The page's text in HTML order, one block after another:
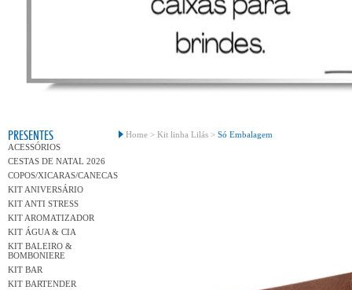
PRESENTES
ACESSÓRIOS
CESTAS DE NATAL 2026
COPOS/XICARAS/CANECAS
KIT ANIVERSÁRIO
KIT ANTI STRESS
KIT AROMATIZADOR
KIT ÁGUA & CIA
KIT BALEIRO &
BOMBONIERE
KIT BAR
KIT BARTENDER
Home > Kit linha Lilás > Só Embalagem